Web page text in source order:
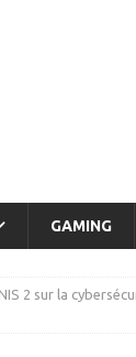
GAMING
2 sur la